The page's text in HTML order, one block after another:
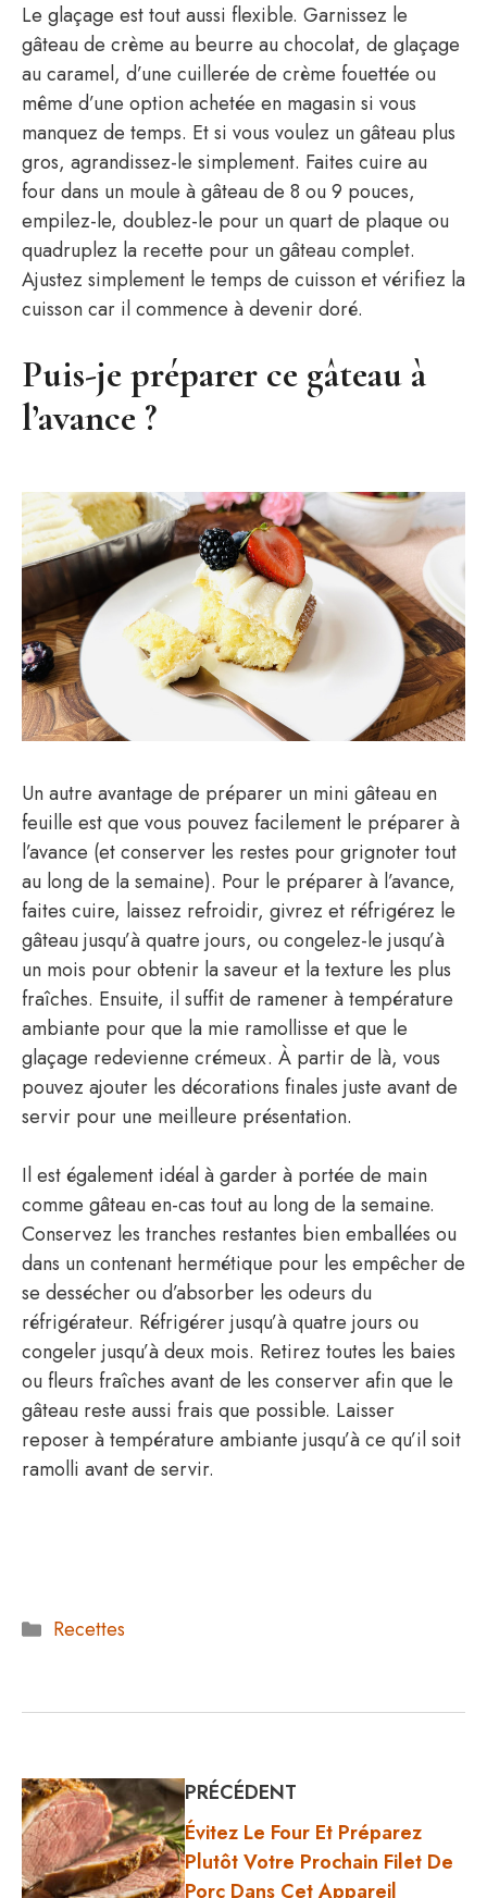
Le glaçage est tout aussi flexible. Garnissez le
gâteau de crème au beurre au chocolat, de glaçage
au caramel, d’une cuillerée de crème fouettée ou
même d’une option achetée en magasin si vous
manquez de temps. Et si vous voulez un gâteau plus
gros, agrandissez-le simplement. Faites cuire au
four dans un moule à gâteau de 8 ou 9 pouces,
empilez-le, doublez-le pour un quart de plaque ou
quadruplez la recette pour un gâteau complet.
Ajustez simplement le temps de cuisson et vérifiez la
cuisson car il commence à devenir doré.
Puis-je préparer ce gâteau à
l’avance ?
Un autre avantage de préparer un mini gâteau en
feuille est que vous pouvez facilement le préparer à
l’avance (et conserver les restes pour grignoter tout
au long de la semaine). Pour le préparer à l’avance,
faites cuire, laissez refroidir, givrez et réfrigérez le
gâteau jusqu’à quatre jours, ou congelez-le jusqu’à
un mois pour obtenir la saveur et la texture les plus
fraîches. Ensuite, il suffit de ramener à température
ambiante pour que la mie ramollisse et que le
glaçage redevienne crémeux. À partir de là, vous
pouvez ajouter les décorations finales juste avant de
servir pour une meilleure présentation.
Il est également idéal à garder à portée de main
comme gâteau en-cas tout au long de la semaine.
Conservez les tranches restantes bien emballées ou
dans un contenant hermétique pour les empêcher de
se dessécher ou d’absorber les odeurs du
réfrigérateur. Réfrigérer jusqu’à quatre jours ou
congeler jusqu’à deux mois. Retirez toutes les baies
ou fleurs fraîches avant de les conserver afin que le
gâteau reste aussi frais que possible. Laisser
reposer à température ambiante jusqu’à ce qu’il soit
ramolli avant de servir.
Catégories
Recettes
PRÉCÉDENT
Évitez Le Four Et Préparez
Plutôt Votre Prochain Filet De
Porc Dans Cet Appareil